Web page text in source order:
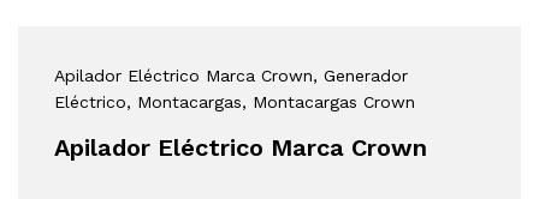
Apilador Eléctrico Marca Crown, Generador
Eléctrico, Montacargas, Montacargas Crown
Apilador Eléctrico Marca Crown